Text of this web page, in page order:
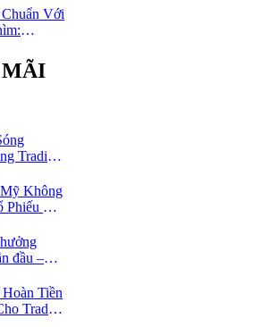
Với
Mọi
MÃI
Trading
Không
Mỹ
phiếu
đầu –
Tiền
Trader